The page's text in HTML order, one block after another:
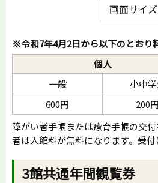
画面サイ
※令和7年4月2日から以下のとおり
個人
一般
小中
600円
200円
障がい者手帳または療育手帳の交
者は入館料が無料になります。受付
3館共通年間観覧券